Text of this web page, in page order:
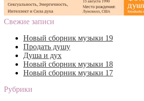
Свежие записи
Новый сборник музыки 19
Продать душу
Душа и дух
Новый сборник музыки 18
Новый сборник музыки 17
Рубрики